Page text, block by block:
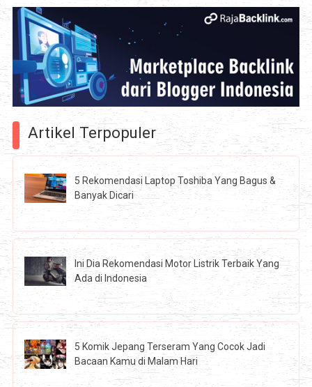
Artikel Terpopuler
5 Rekomendasi Laptop Toshiba Yang Bagus &
Banyak Dicari
Ini Dia Rekomendasi Motor Listrik Terbaik Yang
Ada di Indonesia
5 Komik Jepang Terseram Yang Cocok Jadi
Bacaan Kamu di Malam Hari